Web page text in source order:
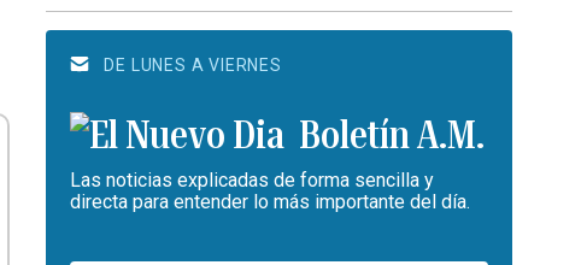
DE LUNES A VIERNES
Boletín A.M.
Las noticias explicadas de forma sencilla y
directa para entender lo más importante del día.